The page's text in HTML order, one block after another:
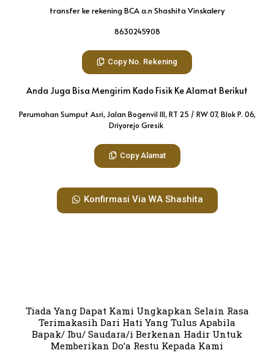
transfer ke rekening BCA a.n Shashita Vinskalery
8630245908
Copy No. Rekening
Anda Juga Bisa Mengirim Kado Fisik Ke Alamat Berikut
Perumahan Sumput Asri, Jalan Bogenvil III, RT 25 / RW 07, Blok P. 06,
Driyorejo Gresik
Copy Alamat
Konfirmasi Via WA Shashita
Tiada Yang Dapat Kami Ungkapkan Selain Rasa
Terimakasih Dari Hati Yang Tulus Apabila
Bapak/ Ibu/ Saudara/i Berkenan Hadir Untuk
Memberikan Do’a Restu Kepada Kami